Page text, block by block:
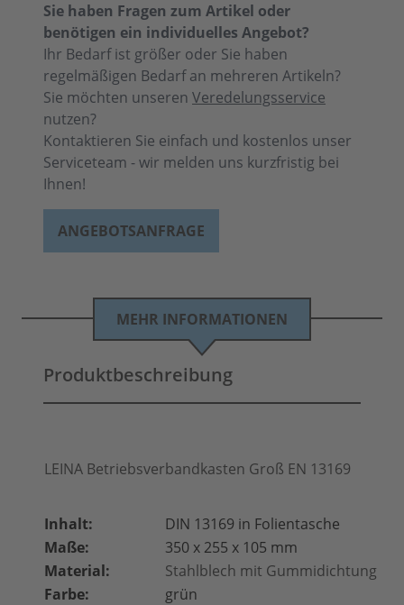
Sie haben Fragen zum Artikel oder
benötigen ein individuelles Angebot?
Ihr Bedarf ist größer oder Sie haben
regelmäßigen Bedarf an mehreren Artikeln?
Sie möchten unseren Veredelungsservice
nutzen?
Kontaktieren Sie einfach und kostenlos unser
Serviceteam - wir melden uns kurzfristig bei
Ihnen!
ANGEBOTSANFRAGE
MEHR INFORMATIONEN
Produktbeschreibung
LEINA Betriebsverbandkasten Groß EN 13169
Inhalt:
DIN 13169 in Folientasche
Maße:
350 x 255 x 105 mm
Material:
Stahlblech mit Gummidichtung
Farbe:
grün